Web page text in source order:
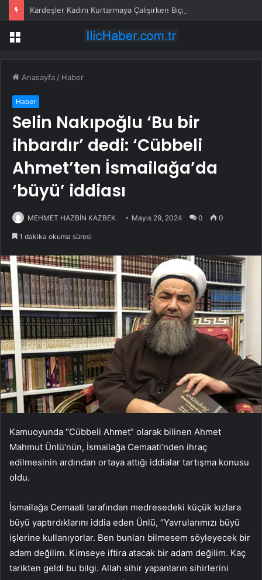
Kardeşler Kadını Kurtarmaya Çalışırken Bıçaklandı
Menü
Anasayfa / Haber
Haber
Selin Nakıpoğlu ‘Bu bir
ihbardır’ dedi: ‘Cübbeli
Ahmet’ten İsmailağa’da
‘büyü’ iddiası
MEHMET HAZBİN KAZBEK Mayıs 29, 2024 0 0
1 dakika okuma süresi
Kamuoyunda “Cübbeli Ahmet” olarak bilinen Ahmet
Mahmut Ünlü’nün, İsmailağa Cemaati’nden ihraç
edilmesinin ardından ortaya attığı iddialar tartışma konusu
oldu.
İsmailağa Cemaati tarafından medresedeki küçük kızlara
büyü yaptırdıklarını iddia eden Ünlü, “Yavrularımızı büyü
işlerine kullanıyorlar. Ben bunları bilmesem söyleyecek bir
adam değilim. Kimseye iftira atacak bir adam değilim. Kaç
tarikten geldi bu bilgi. Allah sihir yapanların sihirlerini